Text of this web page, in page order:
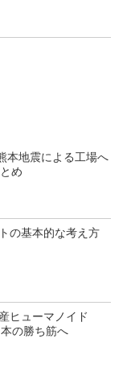
本地震による工場へ
め
の基本的な考え方
ヒューマノイド
の勝ち筋へ